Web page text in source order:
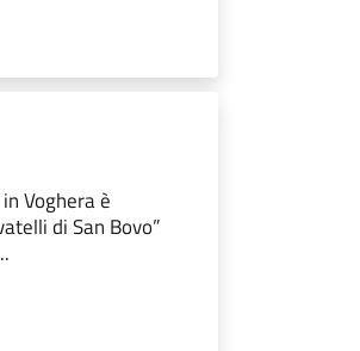
Voghera è
di San Bovo”